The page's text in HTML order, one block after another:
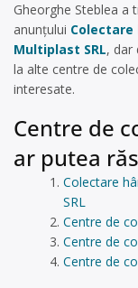
Gheorghe Steblea a
anunțului Colectare
Multiplast SRL, dar
la alte centre de
interesate.
Centre de
ar putea
Colectare
SRL
Centre de
Centre de
Centre de